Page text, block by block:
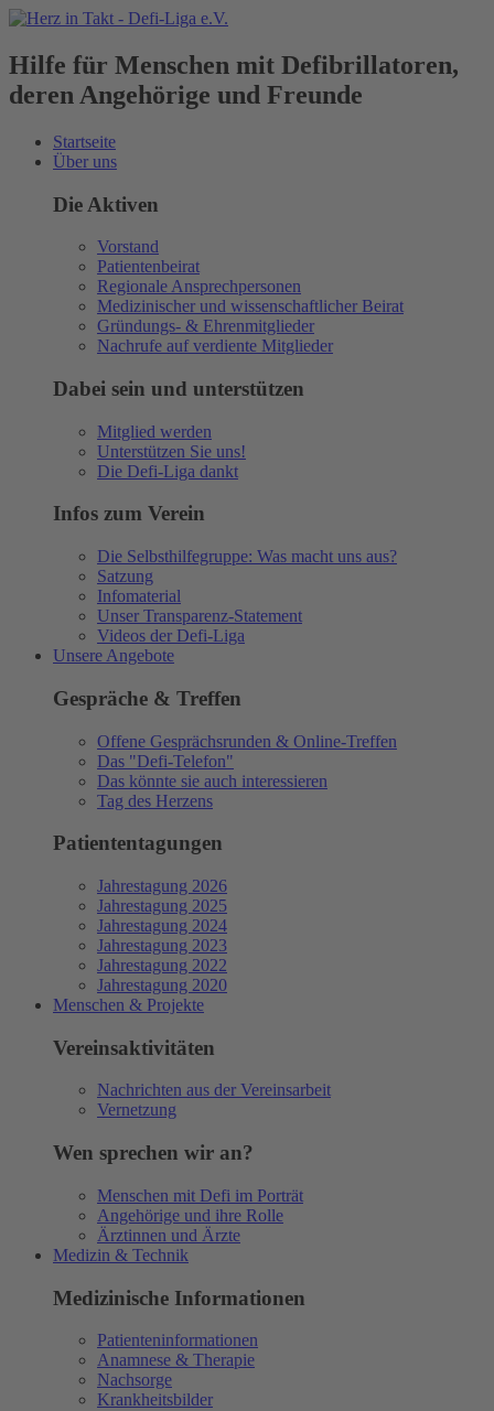
Hilfe für Menschen mit Defibrillatoren,
deren Angehörige und Freunde
Startseite
Über uns
Die Aktiven
Vorstand
Patientenbeirat
Regionale Ansprechpersonen
Medizinischer und wissenschaftlicher Beirat
Gründungs- & Ehrenmitglieder
Nachrufe auf verdiente Mitglieder
Dabei sein und unterstützen
Mitglied werden
Unterstützen Sie uns!
Die Defi-Liga dankt
Infos zum Verein
Die Selbsthilfegruppe: Was macht uns aus?
Satzung
Infomaterial
Unser Transparenz-Statement
Videos der Defi-Liga
Unsere Angebote
Gespräche & Treffen
Offene Gesprächsrunden & Online-Treffen
Das "Defi-Telefon"
Das könnte sie auch interessieren
Tag des Herzens
Patiententagungen
Jahrestagung 2026
Jahrestagung 2025
Jahrestagung 2024
Jahrestagung 2023
Jahrestagung 2022
Jahrestagung 2020
Menschen & Projekte
Vereinsaktivitäten
Nachrichten aus der Vereinsarbeit
Vernetzung
Wen sprechen wir an?
Menschen mit Defi im Porträt
Angehörige und ihre Rolle
Ärztinnen und Ärzte
Medizin & Technik
Medizinische Informationen
Patienteninformationen
Anamnese & Therapie
Nachsorge
Krankheitsbilder